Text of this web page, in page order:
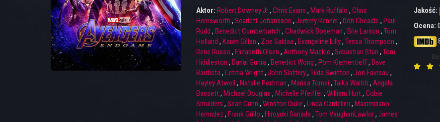
Aktor: Robert Downey Jr, Chris Evans , Mark Ruffalo , Chris
Hemsworth , Scarlett Johansson , Jeremy Renner, Don Cheadle , Paul
Rudd , Benedict Cumberbatch , Chadwick Boseman , Brie Larson , Tom
Holland , Karen Gillan , Zoe Saldaa, Evangeline Lilly, Tessa Thompson ,
Rene Russo , Elizabeth Olsen , Anthony Mackie , Sebastian Stan , Tom
Hiddleston , Danai Gurira, Benedict Wong , Pom Klementieff, Dave
Bautista, Letitia Wright, John Slattery, Tilda Swinton , Jon Favreau ,
Hayley Atwell , Natalie Portman , Marisa Tomei , Taika Waititi , Angela
Bassett, Michael Douglas , Michelle Pfeiffer, William Hurt, Cobie
Smulders , Sean Gunn , Winston Duke , Linda Cardellini , Maximiliano
Hernndez , Frank Grillo , Hiroyuki Sanada, Tom VaughanLawlor, James
Jakość:
Ocena: 0